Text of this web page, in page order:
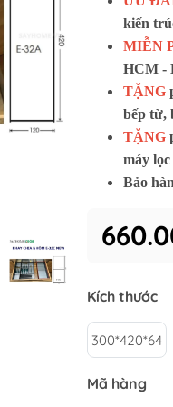
JG
JG
Máy hút mùi
Tủ lạnh BOSCH
Máy rửa
gia
Tủ rượu nhỏ
Tủ rượu lớn
Bản lề & ray
Chân tủ tăng
Phụ kiện mộc
kiến
MIỄN
HCM -
TẶNG
bếp từ,
TẶNG
máy
Bảo
Kích thước
300*420*64
Mã hàng